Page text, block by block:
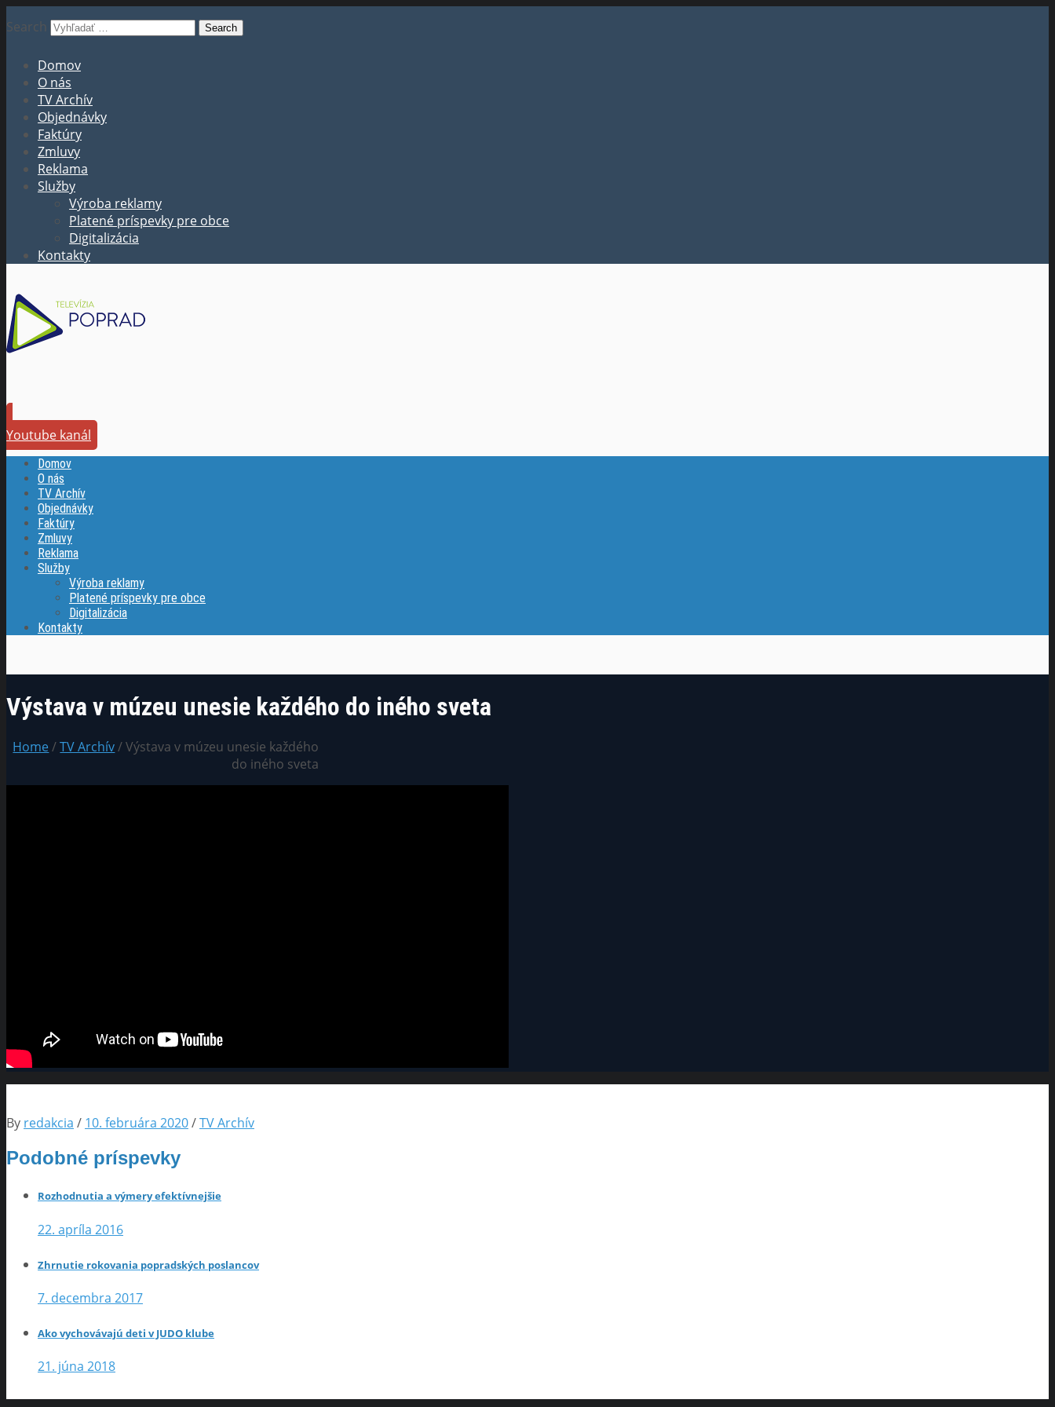
Search
Domov
O nás
TV Archív
Objednávky
Faktúry
Zmluvy
Reklama
Služby
Výroba reklamy
Platené príspevky pre obce
Digitalizácia
Kontakty
Youtube kanál
Domov
O nás
TV Archív
Objednávky
Faktúry
Zmluvy
Reklama
Služby
Výroba reklamy
Platené príspevky pre obce
Digitalizácia
Kontakty
Výstava v múzeu unesie každého do iného sveta
Home/TV Archív/ Výstava v múzeu unesie každého
do iného sveta
By redakcia / 10. februára 2020/TV Archív
Podobné príspevky
Rozhodnutia a výmery efektívnejšie
22. apríla 2016
Zhrnutie rokovania popradských poslancov
7. decembra 2017
Ako vychovávajú deti v JUDO klube
21. júna 2018